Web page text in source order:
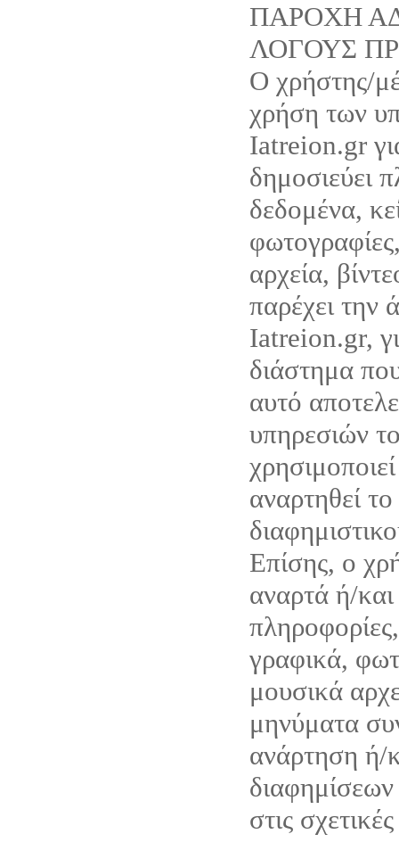
ΠΑΡΟΧΗ
ΛΟΓΟΥΣ
Ο χρήστης/
χρήση των
Iatreion.gr
δημοσιεύει
δεδομένα,
αρχεία,
παρέχει την
Iatreion.gr,
διάστημα
αυτό
υπηρεσιών
αναρτηθεί
Επίσης, ο
αναρτά ή/και
γραφικά,
μουσικά
μηνύματα
ανάρτηση ή/
στις